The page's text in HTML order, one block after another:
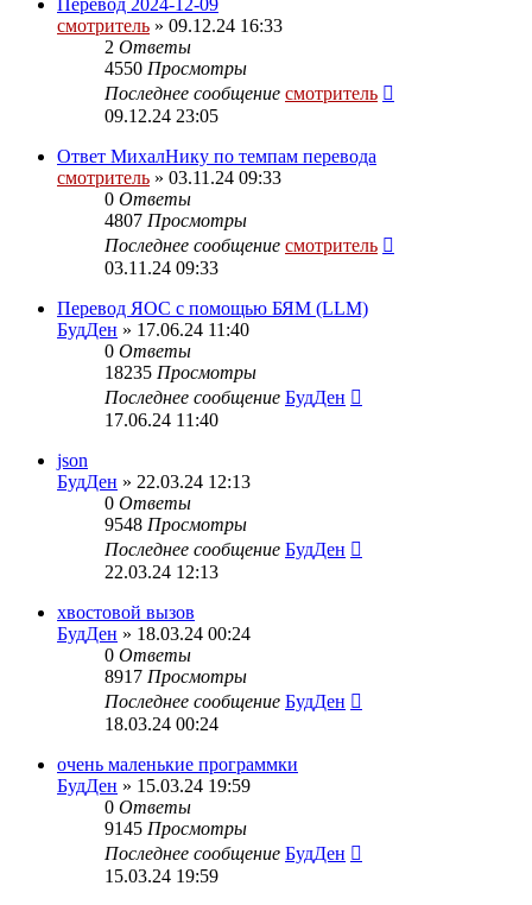
Перевод 2024-12-09
смотритель » 09.12.24 16:33
2 Ответы
4550 Просмотры
Последнее сообщение смотритель
09.12.24 23:05
Ответ МихалНику по темпам перевода
смотритель » 03.11.24 09:33
0 Ответы
4807 Просмотры
Последнее сообщение смотритель
03.11.24 09:33
Перевод ЯОС с помощью БЯМ (LLM)
БудДен » 17.06.24 11:40
0 Ответы
18235 Просмотры
Последнее сообщение БудДен
17.06.24 11:40
json
БудДен » 22.03.24 12:13
0 Ответы
9548 Просмотры
Последнее сообщение БудДен
22.03.24 12:13
хвостовой вызов
БудДен » 18.03.24 00:24
0 Ответы
8917 Просмотры
Последнее сообщение БудДен
18.03.24 00:24
очень маленькие программки
БудДен » 15.03.24 19:59
0 Ответы
9145 Просмотры
Последнее сообщение БудДен
15.03.24 19:59